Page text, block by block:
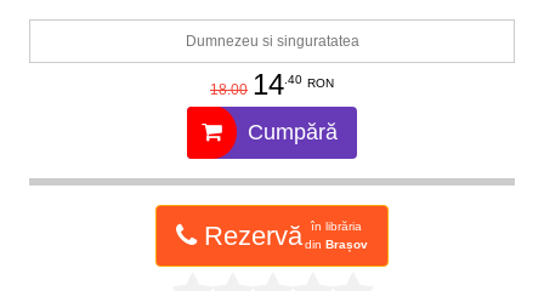
Dumnezeu si singuratatea
18.00 14.40 RON
Cumpără
Rezervă
în librăria
din Brașov